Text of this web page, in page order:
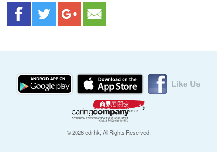
© 2026 edr.hk, All Rights Reserved.